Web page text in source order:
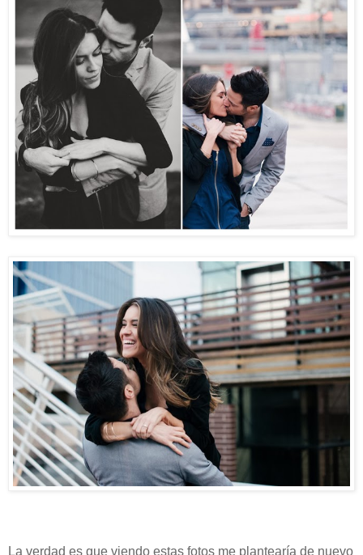
La verdad es que viendo estas fotos me plantearía de nuevo